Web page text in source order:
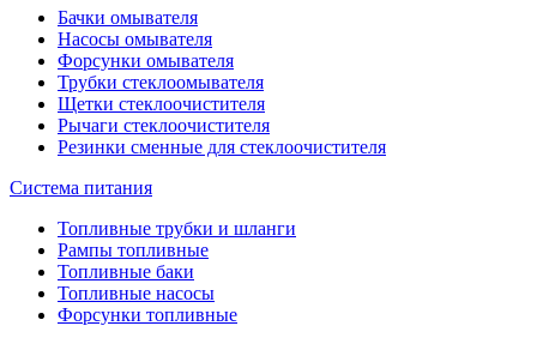
Бачки омывателя
Насосы омывателя
Форсунки омывателя
Трубки стеклоомывателя
Щетки стеклоочистителя
Рычаги стеклоочистителя
Резинки сменные для стеклоочистителя
Система питания
Топливные трубки и шланги
Рампы топливные
Топливные баки
Топливные насосы
Форсунки топливные